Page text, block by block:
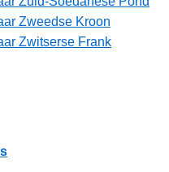
Zweedse Kroon
Zwitserse Frank